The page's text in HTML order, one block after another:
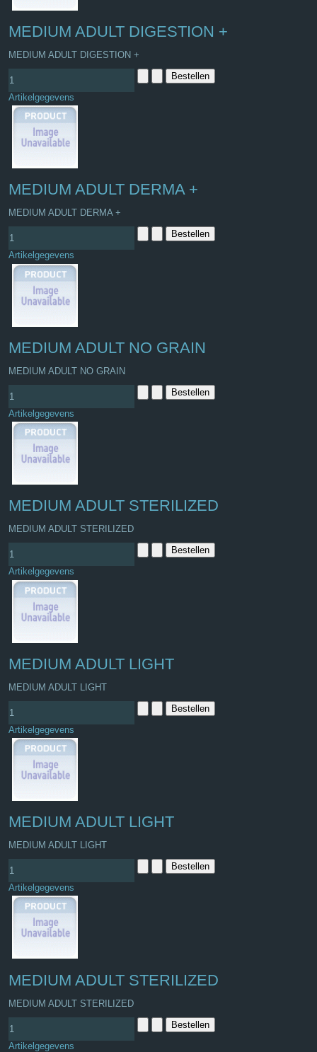
MEDIUM ADULT DIGESTION +
MEDIUM ADULT DIGESTION +
Artikelgegevens
MEDIUM ADULT DERMA +
MEDIUM ADULT DERMA +
Artikelgegevens
MEDIUM ADULT NO GRAIN
MEDIUM ADULT NO GRAIN
Artikelgegevens
MEDIUM ADULT STERILIZED
MEDIUM ADULT STERILIZED
Artikelgegevens
MEDIUM ADULT LIGHT
MEDIUM ADULT LIGHT
Artikelgegevens
MEDIUM ADULT LIGHT
MEDIUM ADULT LIGHT
Artikelgegevens
MEDIUM ADULT STERILIZED
MEDIUM ADULT STERILIZED
Artikelgegevens